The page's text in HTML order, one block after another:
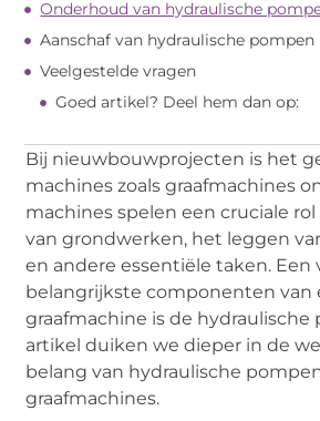
Onderhoud van hydraulische
Aanschaf van hydraulische pompen
Veelgestelde vragen
Goed artikel? Deel hem dan op:
Bij nieuwbouwprojecten is het
machines zoals graafmachines
machines spelen een cruciale
van grondwerken, het leggen
en andere essentiële taken. Een
belangrijkste componenten van
graafmachine is de hydraulische
artikel duiken we dieper in de
belang van hydraulische
graafmachines.